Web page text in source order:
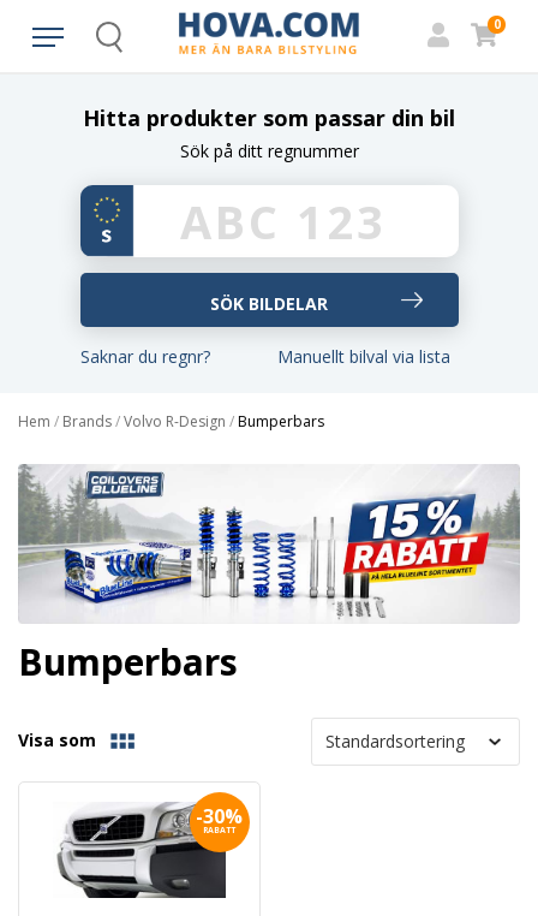
Search
0
Hitta produkter som passar din bil
Sök på ditt regnummer
Saknar du regnr? Manuellt bilval via lista
Hem / Brands/Volvo R-Design /Bumperbars
Bumperbars
Visa som
-30%
RABATT